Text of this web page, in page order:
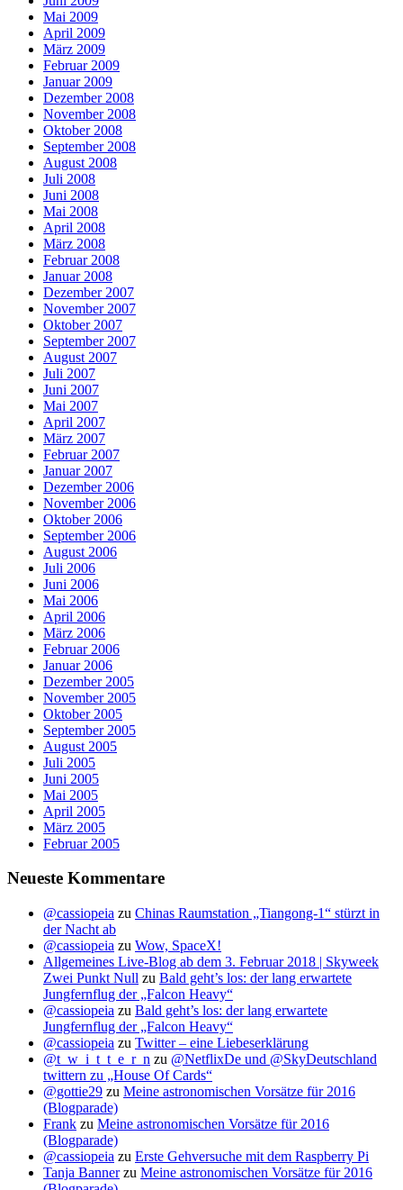
Mai 2009
April 2009
März 2009
Februar 2009
Januar 2009
Dezember 2008
November 2008
Oktober 2008
September 2008
August 2008
Juli 2008
Juni 2008
Mai 2008
April 2008
März 2008
Februar 2008
Januar 2008
Dezember 2007
November 2007
Oktober 2007
September 2007
August 2007
Juli 2007
Juni 2007
Mai 2007
April 2007
März 2007
Februar 2007
Januar 2007
Dezember 2006
November 2006
Oktober 2006
September 2006
August 2006
Juli 2006
Juni 2006
Mai 2006
April 2006
März 2006
Februar 2006
Januar 2006
Dezember 2005
November 2005
Oktober 2005
September 2005
August 2005
Juli 2005
Juni 2005
Mai 2005
April 2005
März 2005
Februar 2005
Neueste Kommentare
@cassiopeia zu Chinas Raumstation „Tiangong-1“ stürzt in
der Nacht ab
@cassiopeia zu Wow, SpaceX!
Allgemeines Live-Blog ab dem 3. Februar 2018 | Skyweek
Zwei Punkt Null zu Bald geht’s los: der lang erwartete
Jungfernflug der „Falcon Heavy“
@cassiopeia zu Bald geht’s los: der lang erwartete
Jungfernflug der „Falcon Heavy“
@cassiopeia zu Twitter – eine Liebeserklärung
@t_w_i_t_t_e_r_n zu @NetflixDe und @SkyDeutschland
twittern zu „House Of Cards“
@gottie29 zu Meine astronomischen Vorsätze für 2016
(Blogparade)
Frank zu Meine astronomischen Vorsätze für 2016
(Blogparade)
@cassiopeia zu Erste Gehversuche mit dem Raspberry Pi
Tanja Bannerzu Meine astronomischen Vorsätze für 2016